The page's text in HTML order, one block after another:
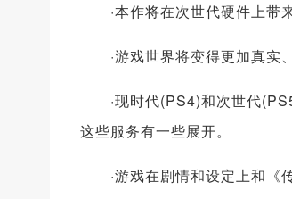
·本作将在次世代硬件上带
·游戏世界将变得更加真实
·现时代(PS4)和次世代
这些服务有一些展开。
·游戏在剧情和设定上和《